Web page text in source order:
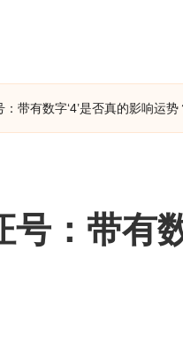
带有数字‘4’是否真的影响运势
：带有